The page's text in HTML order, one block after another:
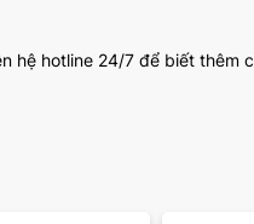
hệ hotline 24/7 để biết thêm